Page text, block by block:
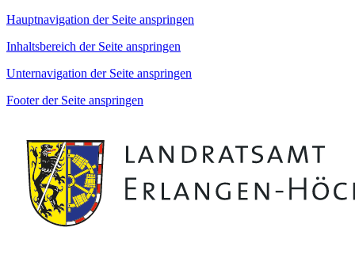
Hauptnavigation der Seite anspringen
Inhaltsbereich der Seite anspringen
Unternavigation der Seite anspringen
Footer der Seite anspringen